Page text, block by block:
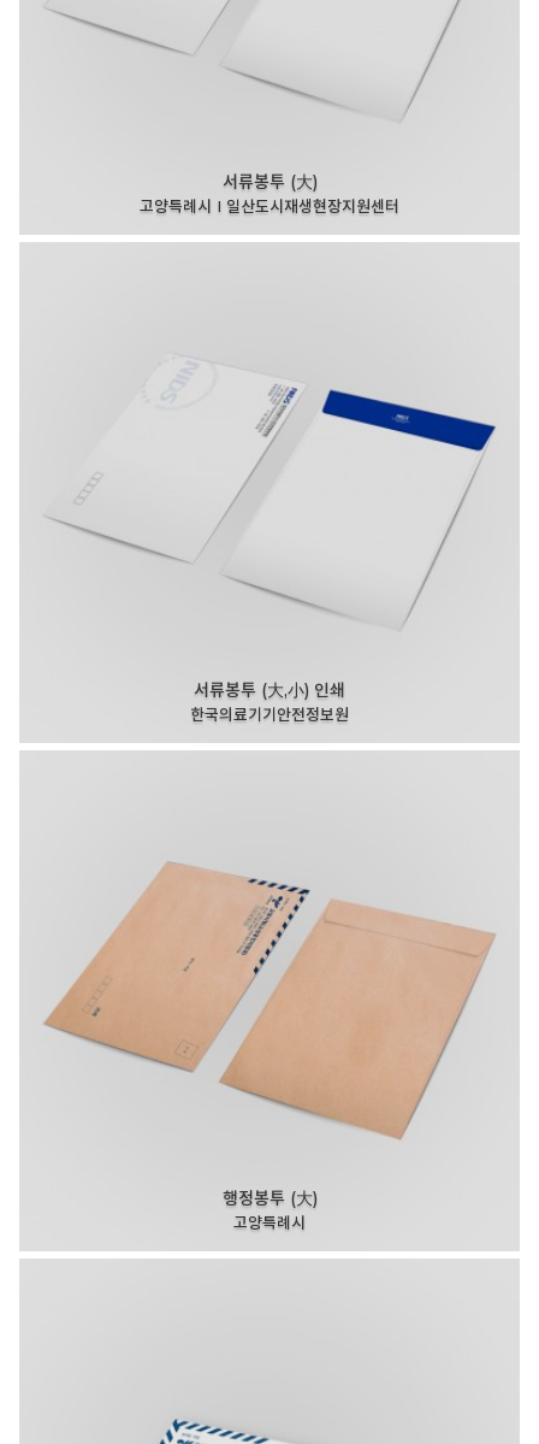
서류봉투 (大)
고양특례시 I 일산도시재생현장지원센터
서류봉투 (大,小) 인쇄
한국의료기기안전정보원
행정봉투 (大)
고양특례시